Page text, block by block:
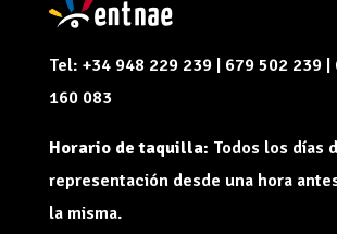
Tel: +34 948 229 239 | 679 502 239 |
160 083
Horario de taquilla: Todos los días
representación desde una hora
la misma.